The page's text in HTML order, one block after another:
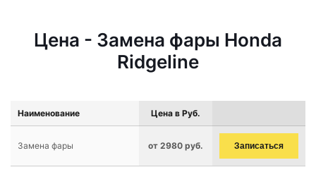
Цена - Замена фары Honda
Ridgeline
Наименование Цена в Руб.
Замена фары от 2980 руб. Записаться